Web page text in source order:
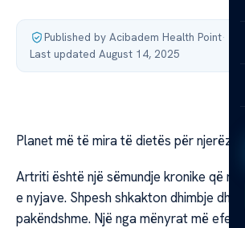
Published by Acibadem Health Point·
Last updated August 14, 2025
Planet më të mira të dietës për njerëzit
Artriti është një sëmundje kronike që
e nyjave. Shpesh shkakton dhimbje dhe
pakëndshme. Një nga mënyrat më